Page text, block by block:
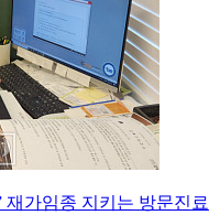
재가임종 지키는 방문진료